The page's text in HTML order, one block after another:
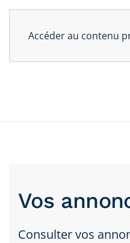
Accéder au contenu
Vos
Consulter vos